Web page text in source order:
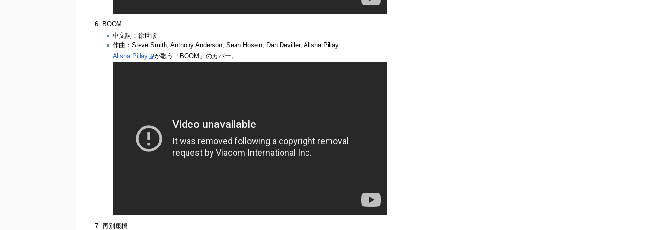
BOOM
中文詞：徐世珍
作曲：Steve Smith, Anthony Anderson, Sean Hosein, Dan Deviller, Alisha Pillay
Alisha Pillay
が歌う「BOOM」のカバー。
再別康橋